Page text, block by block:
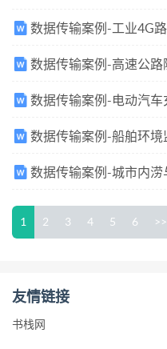
数据传输案例-工业4G
数据传输案例-高速公
数据传输案例-电动汽
数据传输案例-船舶环
数据传输案例-城市内
1 2 3 4 5 6 >>
友情链接
书栈网